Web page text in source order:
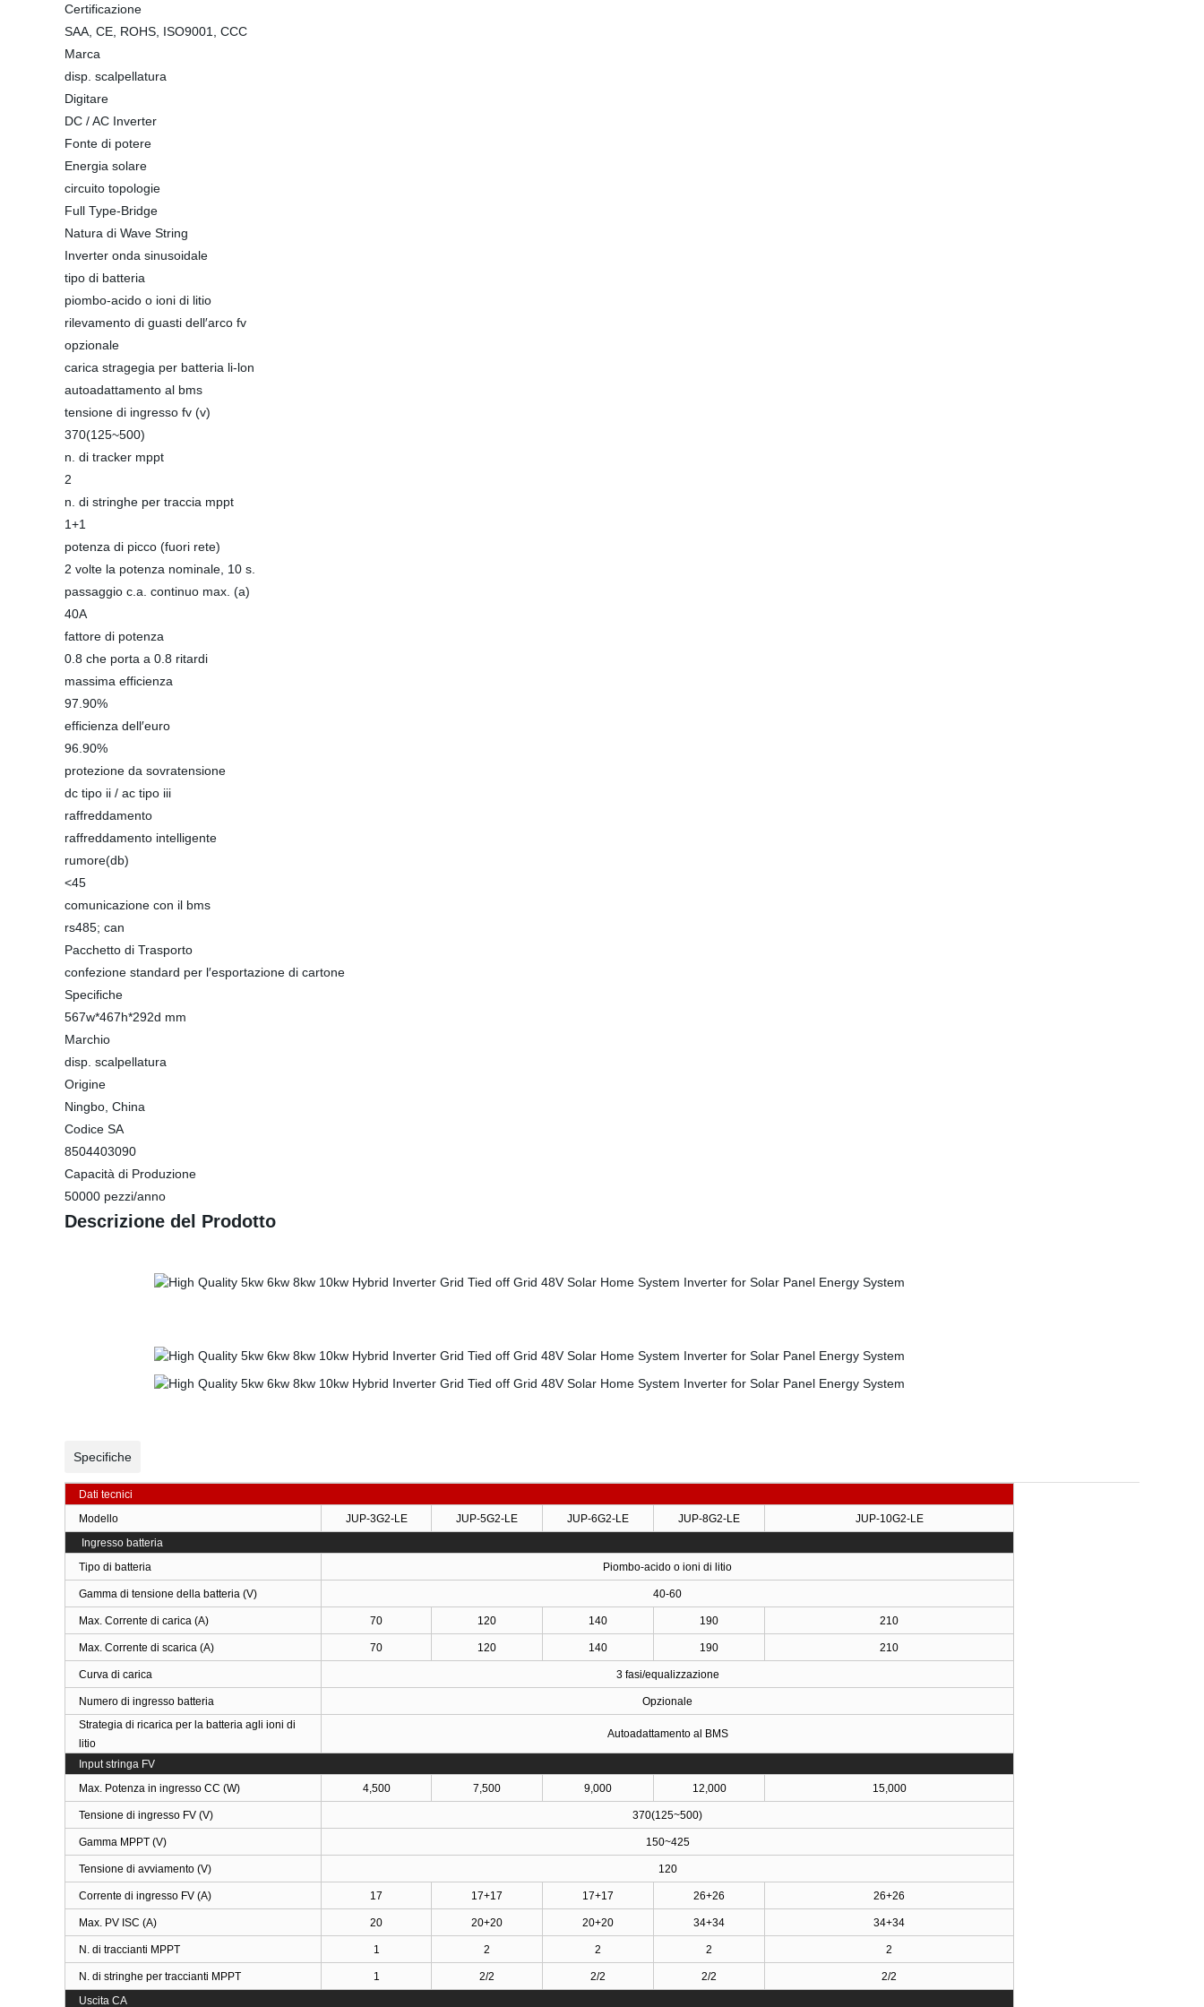
Certificazione
SAA, CE, ROHS, ISO9001, CCC
Marca
disp. scalpellatura
Digitare
DC / AC Inverter
Fonte di potere
Energia solare
circuito topologie
Full Type-Bridge
Natura di Wave String
Inverter onda sinusoidale
tipo di batteria
piombo-acido o ioni di litio
rilevamento di guasti dell′arco fv
opzionale
carica stragegia per batteria li-lon
autoadattamento al bms
tensione di ingresso fv (v)
370(125~500)
n. di tracker mppt
2
n. di stringhe per traccia mppt
1+1
potenza di picco (fuori rete)
2 volte la potenza nominale, 10 s.
passaggio c.a. continuo max. (a)
40A
fattore di potenza
0.8 che porta a 0.8 ritardi
massima efficienza
97.90%
efficienza dell′euro
96.90%
protezione da sovratensione
dc tipo ii / ac tipo iii
raffreddamento
raffreddamento intelligente
rumore(db)
<45
comunicazione con il bms
rs485; can
Pacchetto di Trasporto
confezione standard per l′esportazione di cartone
Specifiche
567w*467h*292d mm
Marchio
disp. scalpellatura
Origine
Ningbo, China
Codice SA
8504403090
Capacità di Produzione
50000 pezzi/anno
Descrizione del Prodotto
Specifiche
Dati tecnici
Modello
JUP-3G2-LE JUP-5G2-LE JUP-6G2-LE JUP-8G2-LE
JUP-10G2-LE
Ingresso batteria
Tipo di batteria
Piombo-acido o ioni di litio
Gamma di tensione della batteria (V) 40-60
Max. Corrente di carica (A) 70 120 140 190 210
Max. Corrente di scarica (A) 70 120 140 190 210
Curva di carica 3 fasi/equalizzazione
Numero di ingresso batteria
Opzionale
Strategia di ricarica per la batteria agli ioni di
litio
Autoadattamento al BMS
Input stringa FV
Max. Potenza in ingresso CC (W)
4,500 7,500 9,000 12,000 15,000
Tensione di ingresso FV (V) 370(125~500)
Gamma MPPT (V) 150~425
Tensione di avviamento (V) 120
Corrente di ingresso FV (A) 17 17+17 17+17 26+26 26+26
Max. PV ISC (A) 20 20+20 20+20 34+34 34+34
N. di traccianti MPPT 1 2 2 2 2
N. di stringhe per traccianti MPPT 1 2/2 2/2 2/2
2/2
Uscita CA